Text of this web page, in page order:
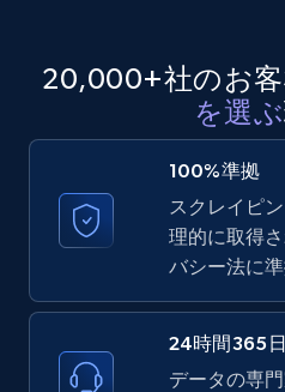
LinkedIn posts -
URL
URL, ID, User id, Use url,
text, Date posted, and
1.5K+
20,000+社のお
を選ぶ
100%準拠
スクレイピ
理的に取得
バシー法に
24時間365
データの専